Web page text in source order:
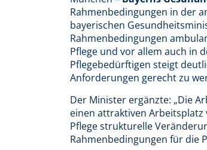
Rahmenbedingungen in der
bayerischen
Rahmenbedingungen
Pflege und vor allem auch in
Pflegebedürftigen steigt
Anforderungen gerecht zu
Der Minister ergänzte: „Die
einen attraktiven
Pflege strukturelle
Rahmenbedingungen für die